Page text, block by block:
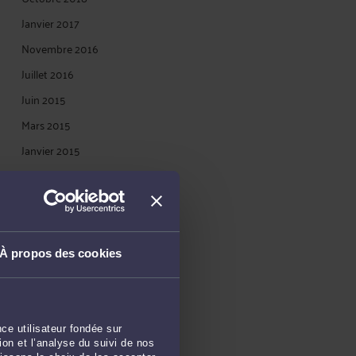
À propos des cookies
utilisateur fondée sur
et l’analyse du suivi de nos
Janvier 2017
Novembre 2016
Juillet 2016
Juin 2015
Mars 2015
Janvier 2015
Juin 2014
Mai 2014
Février 2014
Janvier 2014
Novembre 2013